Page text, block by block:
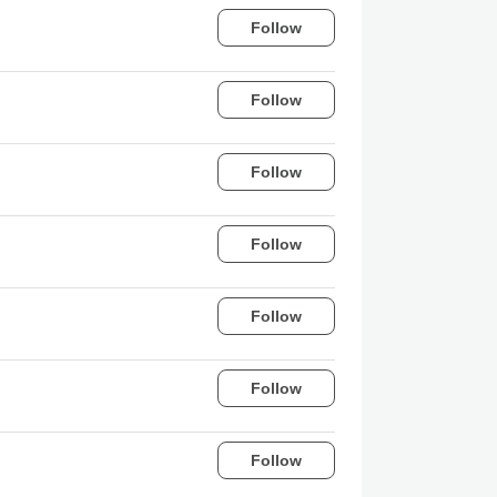
Follow
Follow
Follow
Follow
Follow
Follow
Follow